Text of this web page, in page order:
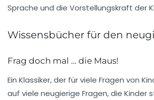
Sprache und die Vorstellungskraft der
Wissensbücher für den
Frag doch mal … die Maus!
Ein Klassiker, der für viele Fragen von
auf viele neugierige Fragen, die